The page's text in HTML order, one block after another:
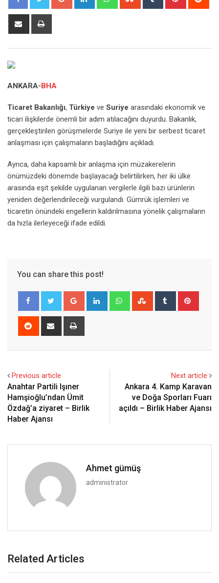
Share
ANKARA-BHA
Ticaret Bakanlığı, Türkiye ve Suriye arasındaki ekonomik ve
ticari ilişkilerde önemli bir adım atılacağını duyurdu. Bakanlık,
gerçekleştirilen görüşmelerde Suriye ile yeni bir serbest ticaret
anlaşması için çalışmaların başladığını açıkladı.
Ayrıca, daha kapsamlı bir anlaşma için müzakerelerin
önümüzdeki dönemde başlayacağı belirtilirken, her iki ülke
arasında eşit şekilde uygulanan vergilerle ilgili bazı ürünlerin
yeniden değerlendirileceği vurgulandı. Gümrük işlemleri ve
ticaretin önündeki engellerin kaldırılmasına yönelik çalışmaların
da hızla ilerleyeceği ifade edildi.
You can share this post!
Google+ LinkedIn WhatsappStumbleUpon
Tumblr
Reddit
Share
Previous article
Anahtar Partili Işıner
Hamşioğlu’ndan Ümit
Özdağ’a ziyaret – Birlik
Haber Ajansı
Next article
Ankara 4. Kamp Karavan
ve Doğa Sporları Fuarı
açıldı – Birlik Haber Ajansı
Ahmet gümüş
administrator
Related Articles